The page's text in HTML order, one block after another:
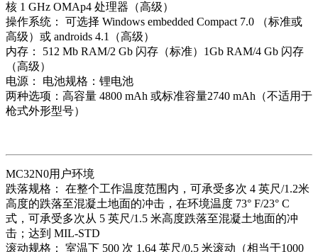
核 1 GHz OMAp4 处理器（高级）
操作系统： 可选择 Windows embedded Compact 7.0 （标准或
高级）或 androids 4.1（高级）
内存： 512 Mb RAM/2 Gb 闪存（标准）1Gb RAM/4 Gb 闪存
（高级）
电源： 电池规格：锂电池
两种选项：高容量 4800 mAh 或标准容量2740 mAh（不适用于
枪式外形型号）
MC32N0用户环境
跌落规格： 在整个工作温度范围内，可承受多次 4 英尺/1.2米
高度的跌落至混凝土地面的冲击，在环境温度 73° F/23° C
式，可承受多次从 5 英尺/1.5 米高度跌落至混凝土地面的冲
击；达到 MIL-STD
滚动规格： 室温下 500 次 1.64 英尺/0.5 米滚动（相当于1000